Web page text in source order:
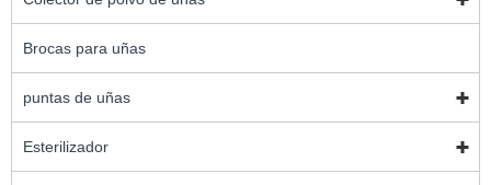
Brocas para uñas
puntas de uñas
Esterilizador